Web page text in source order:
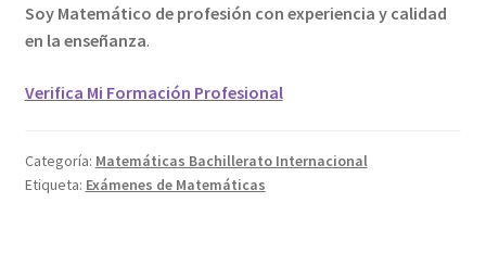
Soy Matemático de profesión con experiencia y calidad
en la enseñanza.
Verifica Mi Formación Profesional
Categoría: Matemáticas Bachillerato Internacional
Etiqueta: Exámenes de Matemáticas